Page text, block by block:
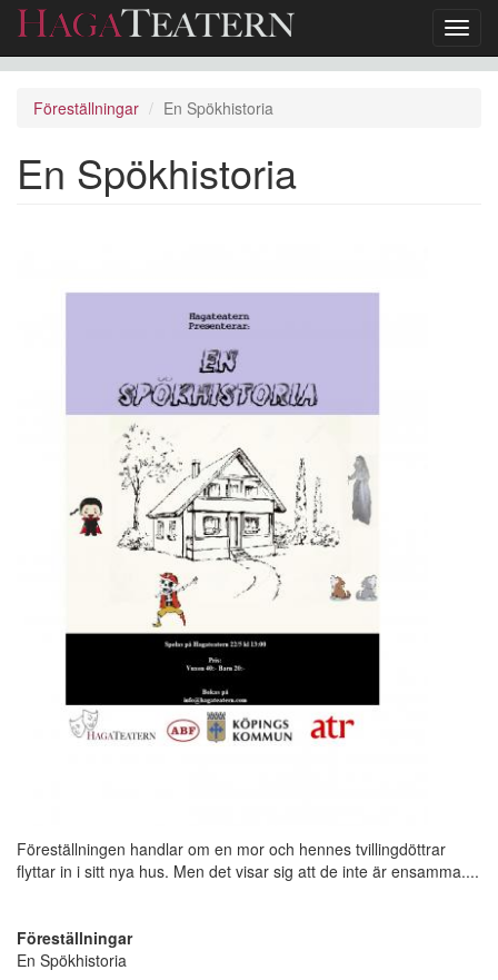
Föreställningar En Spökhistoria
En Spökhistoria
Föreställningen handlar om en mor och hennes tvillingdöttrar
flyttar in i sitt nya hus. Men det visar sig att de inte är ensamma....
Föreställningar
En Spökhistoria